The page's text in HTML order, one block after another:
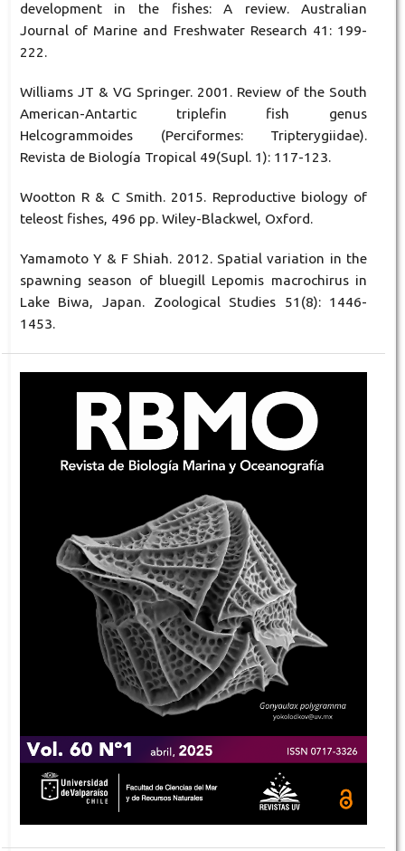
development in the fishes: A review. Australian
Journal of Marine and Freshwater Research 41: 199-
222.
Williams JT & VG Springer. 2001. Review of the South
American-Antartic triplefin fish genus
Helcogrammoides (Perciformes: Tripterygiidae).
Revista de Biología Tropical 49(Supl. 1): 117-123.
Wootton R & C Smith. 2015. Reproductive biology of
teleost fishes, 496 pp. Wiley-Blackwel, Oxford.
Yamamoto Y & F Shiah. 2012. Spatial variation in the
spawning season of bluegill Lepomis macrochirus in
Lake Biwa, Japan. Zoological Studies 51(8): 1446-
1453.